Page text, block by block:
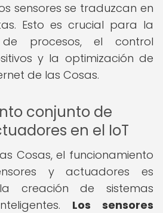
sensores se traduzcan en
Esto es crucial para la
de procesos, el control
y la optimización de
de las Cosas.
conjunto de
en el IoT
Cosas, el funcionamiento
y actuadores es
creación de sistemas
Los sensores